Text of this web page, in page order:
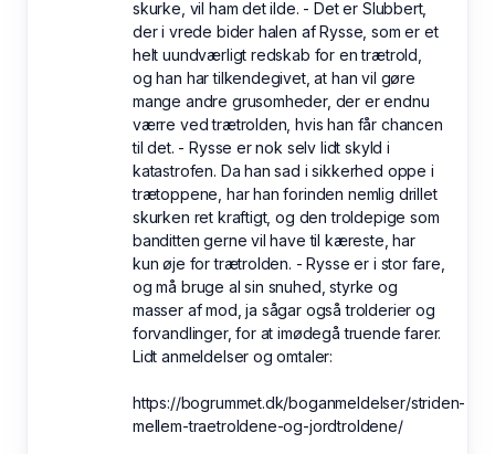
skurke, vil ham det ilde. - Det er Slubbert,
der i vrede bider halen af Rysse, som er et
helt uundværligt redskab for en trætrold,
og han har tilkendegivet, at han vil gøre
mange andre grusomheder, der er endnu
værre ved trætrolden, hvis han får chancen
til det. - Rysse er nok selv lidt skyld i
katastrofen. Da han sad i sikkerhed oppe i
trætoppene, har han forinden nemlig drillet
skurken ret kraftigt, og den troldepige som
banditten gerne vil have til kæreste, har
kun øje for trætrolden. - Rysse er i stor fare,
og må bruge al sin snuhed, styrke og
masser af mod, ja sågar også trolderier og
forvandlinger, for at imødegå truende farer.
Lidt anmeldelser og omtaler:
https://bogrummet.dk/boganmeldelser/striden-
mellem-traetroldene-og-jordtroldene/